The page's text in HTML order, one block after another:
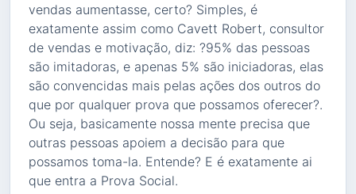
vendas aumentasse, certo? Simples, é
exatamente assim como Cavett Robert, consultor
de vendas e motivação, diz: ?95% das pessoas
são imitadoras, e apenas 5% são iniciadoras, elas
são convencidas mais pelas ações dos outros do
que por qualquer prova que possamos oferecer?.
Ou seja, basicamente nossa mente precisa que
outras pessoas apoiem a decisão para que
possamos toma-la. Entende? E é exatamente ai
que entra a Prova Social.